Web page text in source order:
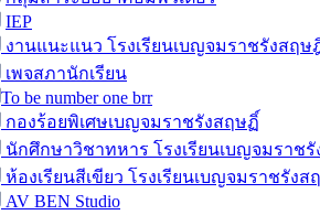
IEP
งานแนะแนว โรงเรียนเบญจมราชรังสฤษ
เพจสภานักเรียน
To be number one brr
กองร้อยพิเศษเบญจมราชรังสฤษฏิ์
นักศึกษาวิชาทหาร โรงเรียนเบญจมราช
ห้องเรียนสีเขียว โรงเรียนเบญจมราชรังส
AV BEN Studio